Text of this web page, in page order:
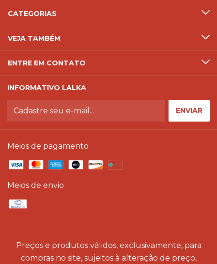
CATEGORIAS
VEJA TAMBÉM
ENTRE EM CONTATO
INFORMATIVO LALKA
Meios de pagamento
Meios de envio
Preços e produtos válidos, exclusivamente, para
compras no site, sujeitos à alteração de preço,